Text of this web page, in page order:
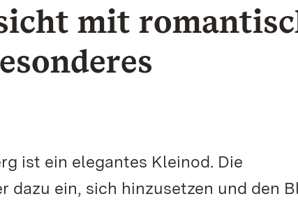
mit
ist ein elegantes Kleinod. Die
dazu ein, sich hinzusetzen und den